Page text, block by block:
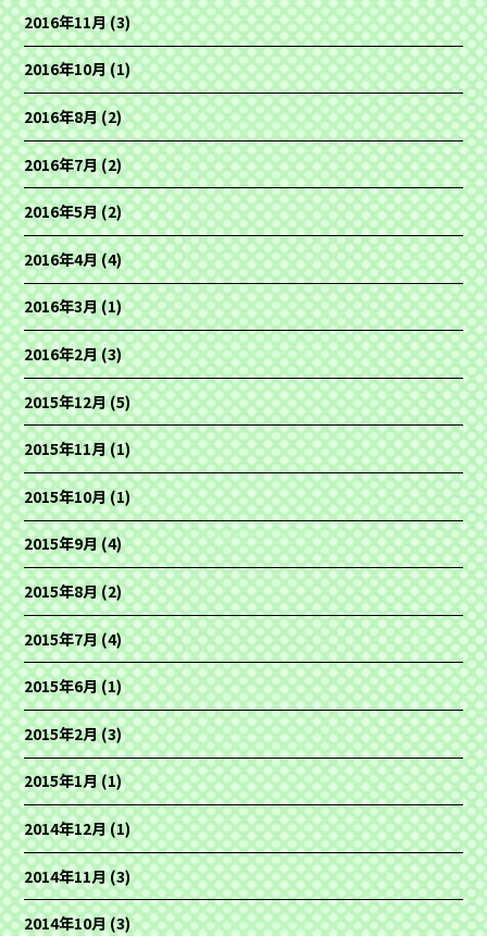
2016年11月(3)
2016年10月(1)
2016年8月(2)
2016年7月(2)
2016年5月(2)
2016年4月(4)
2016年3月(1)
2016年2月(3)
2015年12月(5)
2015年11月(1)
2015年10月(1)
2015年9月(4)
2015年8月(2)
2015年7月(4)
2015年6月(1)
2015年2月(3)
2015年1月(1)
2014年12月(1)
2014年11月(3)
2014年10月(3)